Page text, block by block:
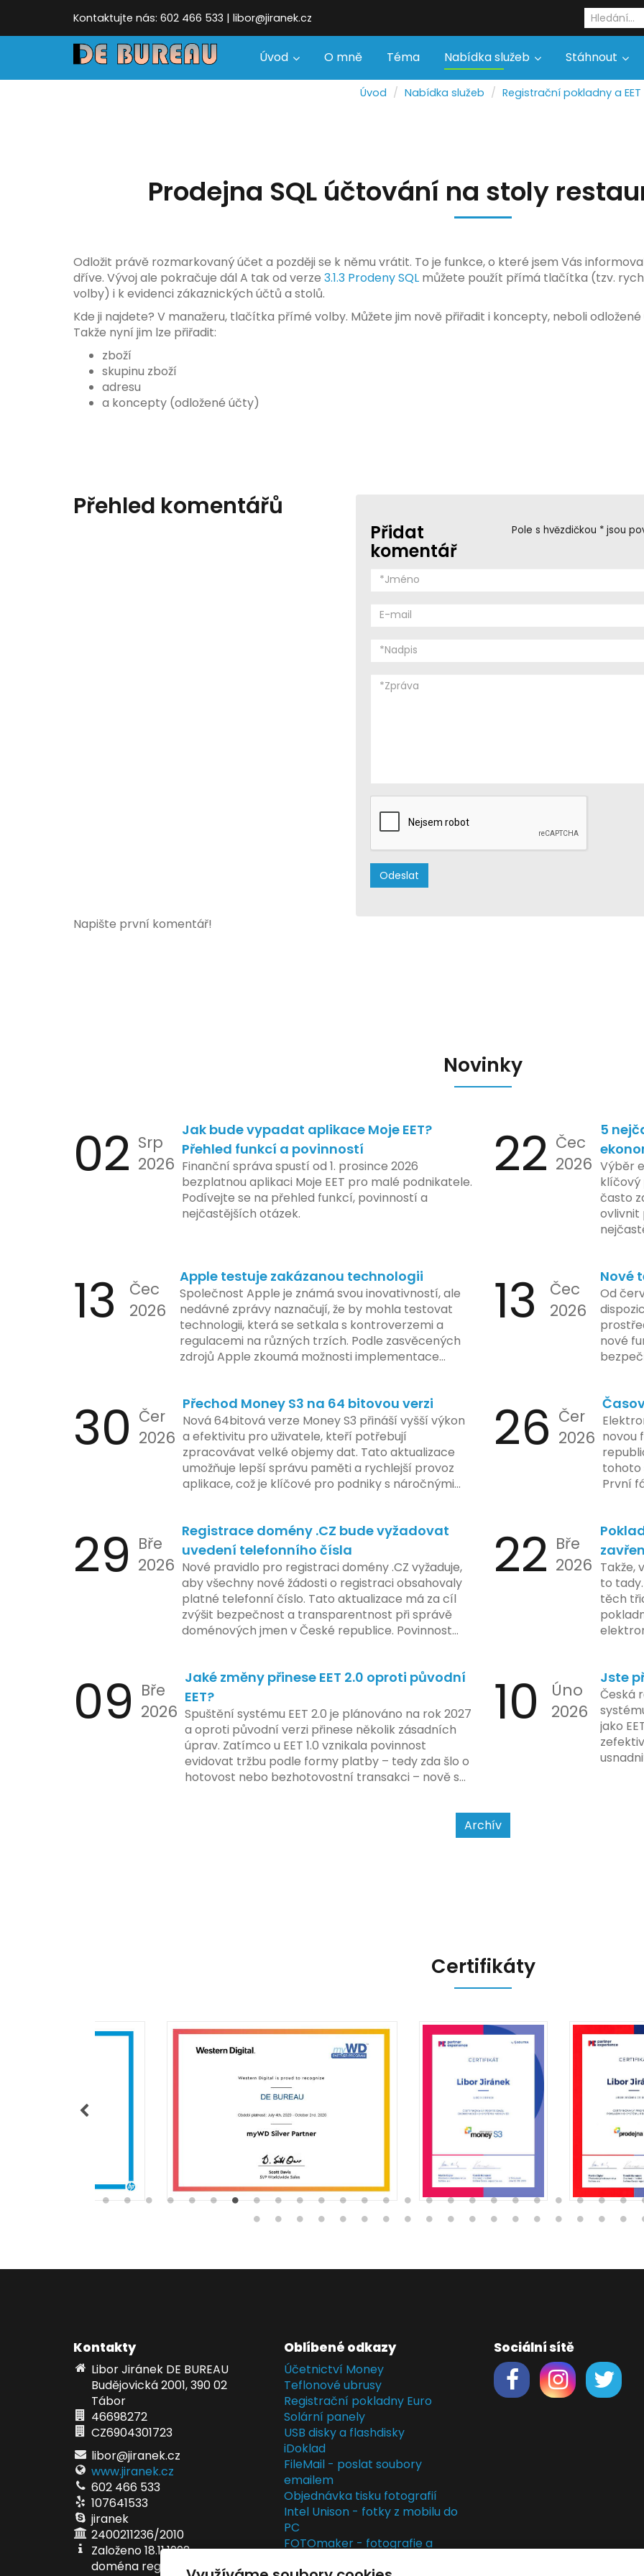
Kontaktujte nás: 602 466 533 | libor@jiranek.cz
Úvod O mně Téma Nabídka služeb Stáhnout
Úvod Nabídka služeb Registrační pokladny a EET
Prodejna SQL účtování na stoly
Odložit právě rozmarkovaný účet a později se k němu vrátit. To je funkce, o které jsem Vás
dříve. Vývoj ale pokračuje dál A tak od verze 3.1.3 Prodeny SQL můžete použít přímá tlačítka (tzv.
volby) i k evidenci zákaznických účtů a stolů.
Kde ji najdete? V manažeru, tlačítka přímé volby. Můžete jim nově přiřadit i koncepty, neboli odložené
Takže nyní jim lze přiřadit:
zboží
skupinu zboží
adresu
a koncepty (odložené účty)
Pole s hvězdičkou * jsou
Přidat
komentář
Přehled komentářů
Napište první komentář!
Novinky
02 Srp
2026
Jak bude vypadat aplikace Moje EET?
Přehled funkcí a povinností
Finanční správa spustí od 1. prosince 2026
bezplatnou aplikaci Moje EET pro malé podnikatele.
Podívejte se na přehled funkcí, povinností a
nejčastějších otázek.
22 Čec
2026
5
Výběr
klíčový
často
ovlivnit
13
Čec
2026
Apple testuje zakázanou technologii
Společnost Apple je známá svou inovativností, ale
nedávné zprávy naznačují, že by mohla testovat
technologii, která se setkala s kontroverzemi a
regulacemi na různých trzích. Podle zasvěcených
zdrojů Apple zkoumá možnosti implementace
se zaměřuje na pokročilé sledování uživatelských
aktivit, což vyvolalo obavy ohledně soukromí a
ochrany dat uživatelů. Zatímco Apple tvrdí, že
veškeré jejich inovace kladou důraz na bezpečnost
a ochranu spotřebitelů, regulační orgány různých
zemí jsou na pozoru a sledují vývoj celého případu
časové ose zavedení této technologie.
13
Čec
2026
Nové
Od
nové
30 Čer
2026
Přechod Money S3 na 64 bitovou verzi
Nová 64bitová verze Money S3 přináší vyšší výkon
a efektivitu pro uživatele, kteří potřebují
zpracovávat velké objemy dat. Tato aktualizace
umožňuje lepší správu paměti a rychlejší provoz
aplikace, což je klíčové pro podniky s náročnými
26 Čer
2026 novou
tohoto
První
rámci
na
na
firmy.
2024
do
29 Bře
2026
Registrace domény .CZ bude vyžadovat
uvedení telefonního čísla
Nové pravidlo pro registraci domény .CZ vyžaduje,
aby všechny nové žádosti o registraci obsahovaly
platné telefonní číslo. Tato aktualizace má za cíl
zvýšit bezpečnost a transparentnost při správě
doménových jmen v České republice. Povinnost
stávající majitele domén při aktualizaci jejich údajů.
22 Bře
2026 Takže,
to
těch
09 Bře
2026
Jaké změny přinese EET 2.0 oproti původní
EET?
Spuštění systému EET 2.0 je plánováno na rok 2027
a oproti původní verzi přinese několik zásadních
úprav. Zatímco u EET 1.0 vznikala povinnost
evidovat tržbu podle formy platby – tedy zda šlo o
hotovost nebo bezhotovostní transakci – nově se
10
Úno
2026
Jste
Česká
jako
Archív
Certifikáty
Kontakty
Libor Jiránek DE BUREAU
Budějovická 2001, 390 02
Tábor
46698272
CZ6904301723
libor@jiranek.cz
www.jiranek.cz
602 466 533
107641533
jiranek
2400211236/2010
Založeno 18.11.1992
doména registrována 5.6.1998
Oblíbené odkazy
Účetnictví Money
Teflonové ubrusy
Registrační pokladny Euro
Solární panely
USB disky a flashdisky
iDoklad
FileMail - poslat soubory
emailem
Objednávka tisku fotografií
Intel Unison - fotky z mobilu do
PC
FOTOmaker - fotografie a
Sociální sítě